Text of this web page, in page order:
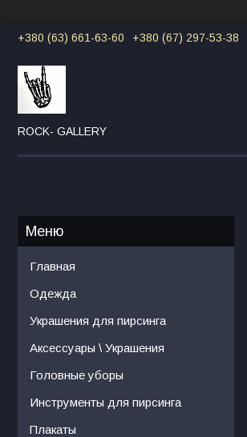
+380 (63) 661-63-60 +380 (67) 297-53-38
ROCK- GALLERY
Главная
Одежда
Украшения для пирсинга
Аксессуары \ Украшения
Головные уборы
Инструменты для пирсинга
Плакаты